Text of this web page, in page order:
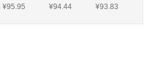
¥95.95 ¥94.44 ¥93.83